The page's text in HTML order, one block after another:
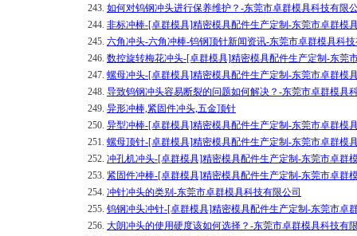
243. 如何对钨钢冲头进行保养维护？-东莞市卓群模具科技有限
244. 非标冲棒-[卓群模具]精密模具配件生产定制-东莞市卓群模
245. 六角冲头-六角冲棒-钨钢顶针新闻资讯-东莞市卓群模具科
246. 数控旋转梅花冲头-[卓群模具]精密模具配件生产定制-东莞
247. 螺母冲头-[卓群模具]精密模具配件生产定制-东莞市卓群模
248. 导致钨钢冲头容易断裂的问题如何解决？-东莞市卓群模具
249. 异形冲棒,紧固件冲头,五金顶针
250. 异型冲棒-[卓群模具]精密模具配件生产定制-东莞市卓群模
251. 螺母顶针-[卓群模具]精密模具配件生产定制-东莞市卓群模
252. 冲孔机冲头-[卓群模具]精密模具配件生产定制-东莞市卓群
253. 紧固件冲棒-[卓群模具]精密模具配件生产定制-东莞市卓群
254. 冲针冲头的类别-东莞市卓群模具科技有限公司
255. 钨钢冲头冲针-[卓群模具]精密模具配件生产定制-东莞市卓
256. 大朗冲头的使用硬度该如何选择？-东莞市卓群模具科技有